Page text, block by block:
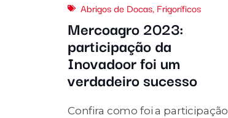
Abrigos de Docas, Frigoríficos
Mercoagro 2023:
participação da
Inovadoor foi um
verdadeiro sucesso
Confira como foi a participação